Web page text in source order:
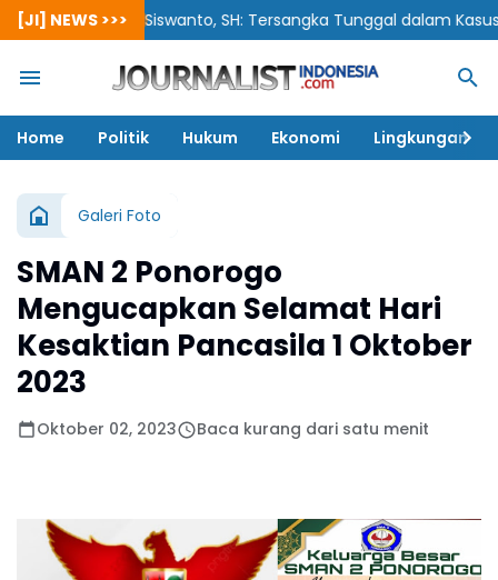
[JI] NEWS >>>Siswanto, SH: Tersangka Tunggal dalam Kasus
Home Politik Hukum Ekonomi Lingkungan
Galeri Foto
SMAN 2 Ponorogo
Mengucapkan Selamat Hari
Kesaktian Pancasila 1 Oktober
2023
Oktober 02, 2023 Baca kurang dari satu menit